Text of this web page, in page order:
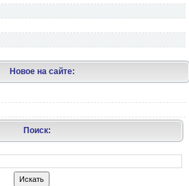
Новое на сайте:
Поиск: